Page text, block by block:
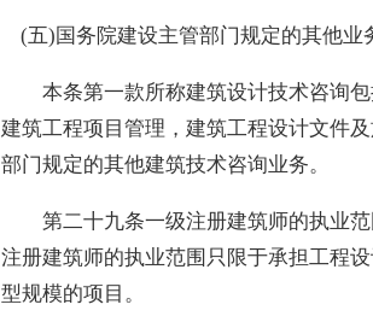
(五)国务院建设主管部门规定的其他业
本条第一款所称建筑设计技术咨询包
建筑工程项目管理，建筑工程设计文件
部门规定的其他建筑技术咨询业务。
第二十九条一级注册建筑师的执业范
注册建筑师的执业范围只限于承担工程
型规模的项目。